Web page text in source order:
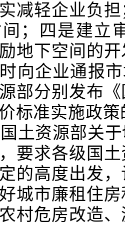
减轻企业负
；四是建立
地下空间的
向企业通报
部分别发布
标准实施政
土资源部关
要求各级国
的高度出发
城市廉租住
村危房改造